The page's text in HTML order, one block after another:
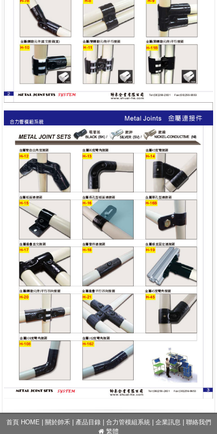
首頁 HOME | 關於帥禾| 產品目錄| 合力管模組系統 | 企業訊息 | 聯絡我們
繁體